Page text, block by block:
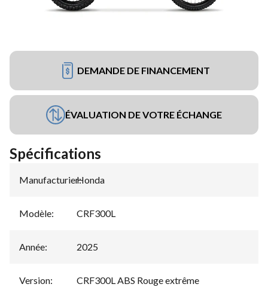
DEMANDE DE FINANCEMENT
ÉVALUATION DE VOTRE ÉCHANGE
Spécifications
Manufacturier:
Honda
Modèle: CRF300L
Année: 2025
Version: CRF300L ABS Rouge extrême